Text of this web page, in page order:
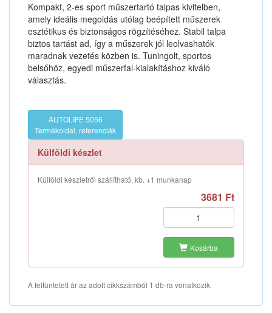
Kompakt, 2-es sport műszertartó talpas kivitelben,
amely ideális megoldás utólag beépített műszerek
esztétikus és biztonságos rögzítéséhez. Stabil talpa
biztos tartást ad, így a műszerek jól leolvashatók
maradnak vezetés közben is. Tuningolt, sportos
belsőhöz, egyedi műszerfal-kialakításhoz kiváló
választás.
AUTOLIFE 5056
Termékoldal, referenciák
Külföldi készlet
Külföldi készletről szállítható, kb. +1 munkanap
3681 Ft
Kosárba
A feltüntetett ár az adott cikkszámból 1 db-ra vonatkozik.